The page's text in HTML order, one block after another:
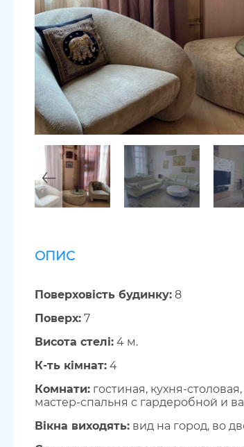
ОПИС
Поверховість будинку: 8
Поверх: 7
Висота стелі: 4 м.
К-ть кімнат: 4
Комнати: гостиная, кухня-
мастер-спальня с гардеробной и
Вікна виходять: вид на город, во